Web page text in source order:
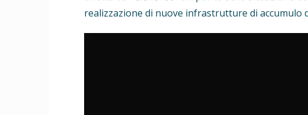
realizzazione di nuove infrastrutture di accumulo